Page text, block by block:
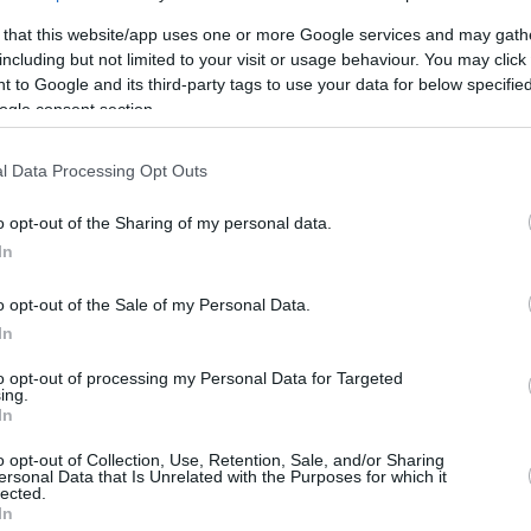
that this website/app uses one or more Google services and may
but not limited to your visit or usage behaviour. You may
to Google and its third-party tags to use your data for below
consent section.
Data Processing Opt Outs
opt-out of the Sharing of my personal data.
opt-out of the Sale of my Personal Data.
opt-out of processing my Personal Data for Targeted
opt-out of Collection, Use, Retention, Sale, and/or Sharing
Data that Is Unrelated with the Purposes for which it
TηςEurohoops
team/info@eurohoops.net
την προετοιμασία του ο
αγωνιστική της Ευρωλίγκας, θα
το ματς με την Ζενίτ (29/10), αν
με
Δευτέρα (26/10) ακολούθησε μέρος του
και δείχνει να ανεβάζει στροφές
κανονικά από τις 18/10.